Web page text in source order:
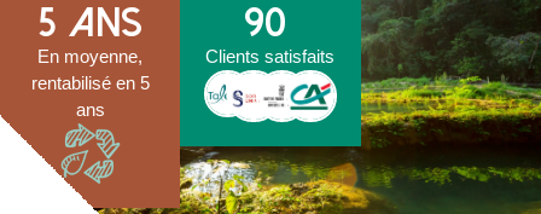
5 ans
En moyenne,
rentabilisé en 5
ans
90
Clients satisfaits